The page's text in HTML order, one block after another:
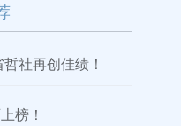
社再创佳绩！
榜！